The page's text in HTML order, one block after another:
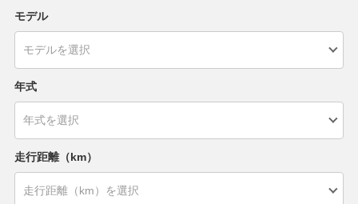
モデル
年式
走行距離（km）